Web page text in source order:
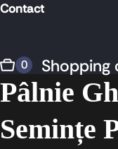
Contact
0 Shopping
Pâlnie
Semințe